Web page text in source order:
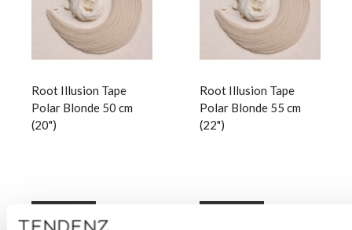
Root Illusion Tape
Polar Blonde 50 cm
(20")
Logg inn
Root Illusion Tape
Polar Blonde 55 cm
(22")